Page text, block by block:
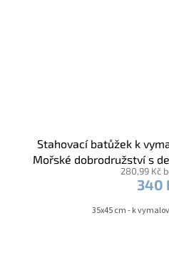
Stahovací batůžek k
Mořské dobrodružství s
280,99 Kč
340
35x45 cm - k